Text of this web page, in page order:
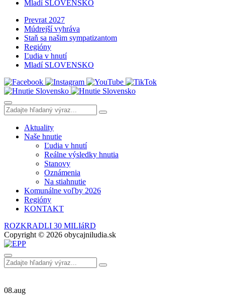
Mladí SLOVENSKO
Prevrat 2027
Múdrejší vyhráva
Staň sa našim sympatizantom
Regióny
Ľudia v hnutí
Mladí SLOVENSKO
Aktuality
Naše hnutie
Ľudia v hnutí
Reálne výsledky hnutia
Stanovy
Oznámenia
Na stiahnutie
Komunálne voľby 2026
Regióny
KONTAKT
ROZKRADLI 30 MILIáRD
Copyright © 2026 obycajniludia.sk
08.aug